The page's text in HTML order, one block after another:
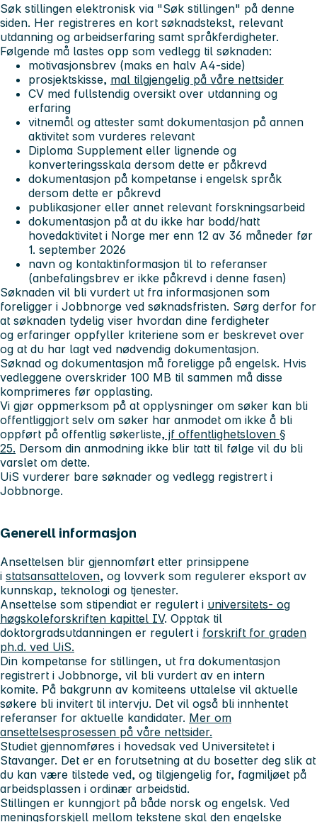
Søk stillingen elektronisk via "Søk stillingen" på denne
siden. Her registreres en kort søknadstekst, relevant
utdanning og arbeidserfaring samt språkferdigheter.
Følgende må lastes opp som vedlegg til søknaden:
motivasjonsbrev (maks en halv A4-side)
prosjektskisse, mal tilgjengelig på våre nettsider
CV med fullstendig oversikt over utdanning og
erfaring
vitnemål og attester samt dokumentasjon på annen
aktivitet som vurderes relevant
Diploma Supplement eller lignende og
konverteringsskala dersom dette er påkrevd
dokumentasjon på kompetanse i engelsk språk
dersom dette er påkrevd
publikasjoner eller annet relevant forskningsarbeid
dokumentasjon på at du ikke har bodd/hatt
hovedaktivitet i Norge mer enn 12 av 36 måneder før
1. september 2026
navn og kontaktinformasjon til to referanser
(anbefalingsbrev er ikke påkrevd i denne fasen)
Søknaden vil bli vurdert ut fra informasjonen som
foreligger i Jobbnorge ved søknadsfristen. Sørg derfor for
at søknaden tydelig viser hvordan dine ferdigheter
og erfaringer oppfyller kriteriene som er beskrevet over
og at du har lagt ved nødvendig dokumentasjon.
Søknad og dokumentasjon må foreligge på engelsk. Hvis
vedleggene overskrider 100 MB til sammen må disse
komprimeres før opplasting.
Vi gjør oppmerksom på at opplysninger om søker kan bli
offentliggjort selv om søker har anmodet om ikke å bli
oppført på offentlig søkerliste, jf offentlighetsloven §
25. Dersom din anmodning ikke blir tatt til følge vil du bli
varslet om dette.
UiS vurderer bare søknader og vedlegg registrert i
Jobbnorge.
Generell informasjon
Ansettelsen blir gjennomført etter prinsippene
i statsansatteloven, og lovverk som regulerer eksport av
kunnskap, teknologi og tjenester.
Ansettelse som stipendiat er regulert i universitets- og
høgskoleforskriften kapittel IV. Opptak til
doktorgradsutdanningen er regulert i forskrift for graden
ph.d. ved UiS.
Din kompetanse for stillingen, ut fra dokumentasjon
registrert i Jobbnorge, vil bli vurdert av en intern
komite. På bakgrunn av komiteens uttalelse vil aktuelle
søkere bli invitert til intervju. Det vil også bli innhentet
referanser for aktuelle kandidater. Mer om
ansettelsesprosessen på våre nettsider.
Studiet gjennomføres i hovedsak ved Universitetet i
Stavanger. Det er en forutsetning at du bosetter deg slik at
du kan være tilstede ved, og tilgjengelig for, fagmiljøet på
arbeidsplassen i ordinær arbeidstid.
Stillingen er kunngjort på både norsk og engelsk. Ved
meningsforskjell mellom tekstene skal den engelske